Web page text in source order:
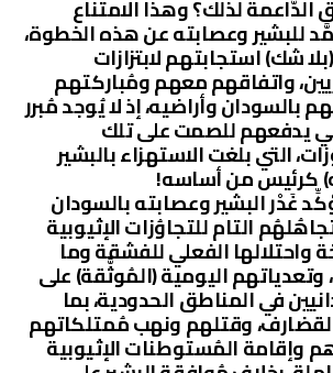
الدَّاعمة لذلك؟ وهذا الامتناع
للبشير وعصابته عن هذه الخطوة،
شك) استجابتهم لابتزازات
واتفاقهم معهم ومُباركتهم
بالسودان وأراضيه، إذ لا يُوجد مُبرر
يدفعهم للصمت على تلك
التي بلغت الاستهزاء بالبشير
كرئيس من أساسه!
غَدْر البشير وعصابته بالسودان
التام للتجاوُزات الإثيوبية
واحتلالها الفعلي للفشقة وما
وتعدياتهم اليومية (المُوثَّقة) على
في المناطق الحدودية، بما
وقتلهم ونهب مُمتلكاتهم
وإقامة المُستوطنات الإثيوبية